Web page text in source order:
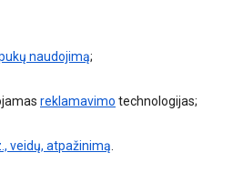
naudojimą;
reklamavimo technologijas;
veidų, atpažinimą.